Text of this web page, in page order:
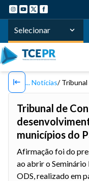
Selecionar
Notícias Tribunal de Contas auxilia
Tribunal de
municípios do
Afirmação foi do
ao abrir o
ODS, realizado em